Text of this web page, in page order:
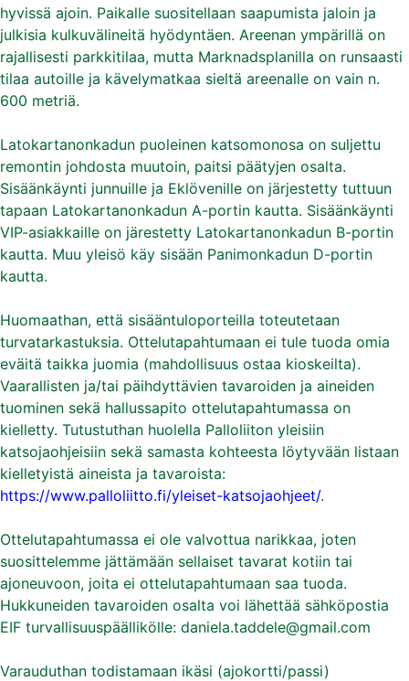
hyvissä ajoin. Paikalle suositellaan saapumista jaloin ja
julkisia kulkuvälineitä hyödyntäen. Areenan ympärillä on
rajallisesti parkkitilaa, mutta Marknadsplanilla on runsaasti
tilaa autoille ja kävelymatkaa sieltä areenalle on vain n.
600 metriä.
Latokartanonkadun puoleinen katsomonosa on suljettu
remontin johdosta muutoin, paitsi päätyjen osalta.
Sisäänkäynti junnuille ja Eklövenille on järjestetty tuttuun
tapaan Latokartanonkadun A-portin kautta. Sisäänkäynti
VIP-asiakkaille on järestetty Latokartanonkadun B-portin
kautta. Muu yleisö käy sisään Panimonkadun D-portin
kautta.
Huomaathan, että sisääntuloporteilla toteutetaan
turvatarkastuksia. Ottelutapahtumaan ei tule tuoda omia
eväitä taikka juomia (mahdollisuus ostaa kioskeilta).
Vaarallisten ja/tai päihdyttävien tavaroiden ja aineiden
tuominen sekä hallussapito ottelutapahtumassa on
kielletty. Tutustuthan huolella Palloliiton yleisiin
katsojaohjeisiin sekä samasta kohteesta löytyvään listaan
kielletyistä aineista ja tavaroista:
https://www.palloliitto.fi/yleiset-katsojaohjeet/.
Ottelutapahtumassa ei ole valvottua narikkaa, joten
suosittelemme jättämään sellaiset tavarat kotiin tai
ajoneuvoon, joita ei ottelutapahtumaan saa tuoda.
Hukkuneiden tavaroiden osalta voi lähettää sähköpostia
EIF turvallisuuspäällikölle: daniela.taddele@gmail.com
Varauduthan todistamaan ikäsi (ajokortti/passi)